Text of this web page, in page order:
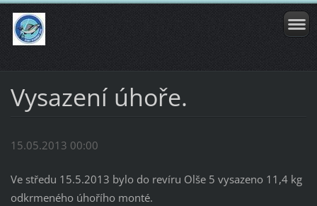
Vysazení úhoře.
15.05.2013 00:00
Ve středu 15.5.2013 bylo do revíru Olše 5 vysazeno 11,4 kg
odkrmeného úhořího monté.